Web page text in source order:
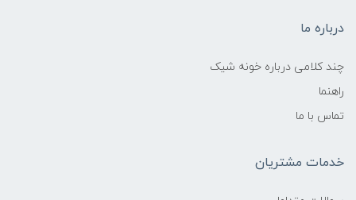
درباره ما
چند کلامی درباره خونه شیک
راهنما
تماس با ما
خدمات مشتریان